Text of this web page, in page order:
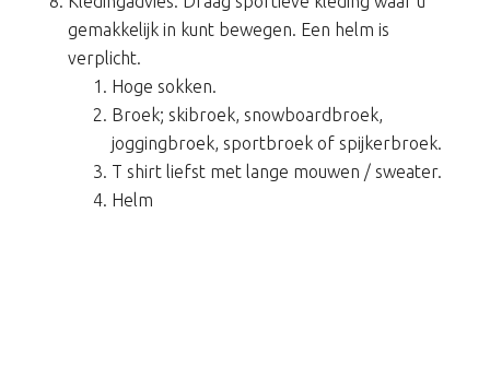
gemakkelijk in kunt bewegen. Een helm is
verplicht.
Hoge sokken.
Broek; skibroek, snowboardbroek,
joggingbroek, sportbroek of spijkerbroek.
T shirt liefst met lange mouwen / sweater.
Helm